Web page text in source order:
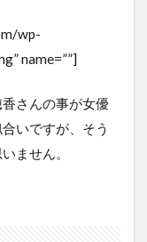
wp-
name=””]
さんの事が女優
いですが、そう
ません。